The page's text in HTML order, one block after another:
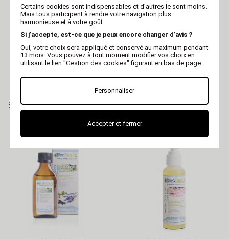
Shampooing pour chien et
chat - Blancheur - Anju
Huile de massage à la
mélange de la forêt pour
Certains cookies sont indispensables et d’autres le sont moins.
Mais tous participent à rendre votre navigation plus
harmonieuse et à votre goût.
Si j’accepte, est-ce que je peux encore changer d’avis ?
Oui, votre choix sera appliqué et conservé au maximum pendant
13 mois. Vous pouvez à tout moment modifier vos choix en
utilisant le lien "Gestion des cookies" figurant en bas de page.
Personnaliser
Accepter et fermer